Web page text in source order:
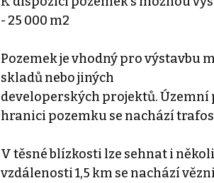
- 25 000 m2
Pozemek je vhodný pro výstavbu
skladů nebo jiných
developerských projektů. Územní
hranici pozemku se nachází
V těsné blízkosti lze sehnat i
vzdálenosti 1,5 km se nachází